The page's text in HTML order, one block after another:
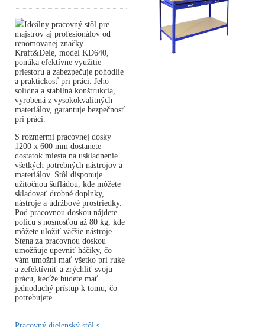
Ideálny pracovný stôl pre
majstrov aj profesionálov od
renomovanej značky
Kraft&Dele, model KD640,
ponúka efektívne využitie
priestoru a zabezpečuje pohodlie
a praktickosť pri práci. Jeho
solídna a stabilná konštrukcia,
vyrobená z vysokokvalitných
materiálov, garantuje bezpečnosť
pri práci.
S rozmermi pracovnej dosky
1200 x 600 mm dostanete
dostatok miesta na uskladnenie
všetkých potrebných nástrojov a
materiálov. Stôl disponuje
užitočnou šufládou, kde môžete
skladovať drobné doplnky,
nástroje a údržbové prostriedky.
Pod pracovnou doskou nájdete
policu s nosnosťou až 80 kg, kde
môžete uložiť väčšie nástroje.
Stena za pracovnou doskou
umožňuje upevniť háčiky, čo
vám umožní mať všetko pri ruke
a zefektívniť a zrýchliť svoju
prácu, keďže budete mať
jednoduchý prístup k tomu, čo
potrebujete.